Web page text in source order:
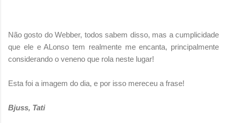
Não gosto do Webber, todos sabem disso, mas a cumplicidade
que ele e ALonso tem realmente me encanta, principalmente
considerando o veneno que rola neste lugar!
Esta foi a imagem do dia, e por isso mereceu a frase!
Bjuss, Tati